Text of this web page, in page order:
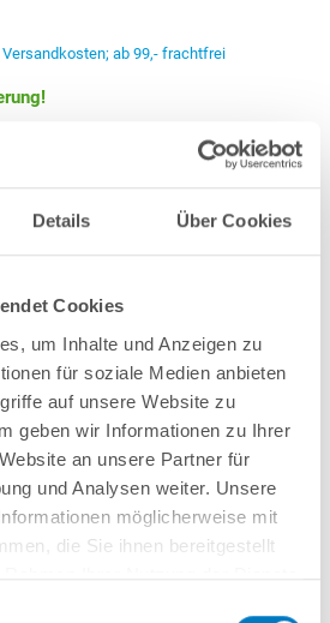
Details Über Cookies
Cookies
um Inhalte und Anzeigen zu
für soziale Medien anbieten
auf unsere Website zu
geben wir Informationen zu Ihrer
an unsere Partner für
und Analysen weiter. Unsere
möglicherweise mit
die Sie ihnen bereitgestellt
Versandkosten; ab 99,- frachtfrei
SANA PQ Germany
Stahlwand + sehr passgenauer,
mitEinhängebiese + Kombi-Spezialhandlauf
inblau